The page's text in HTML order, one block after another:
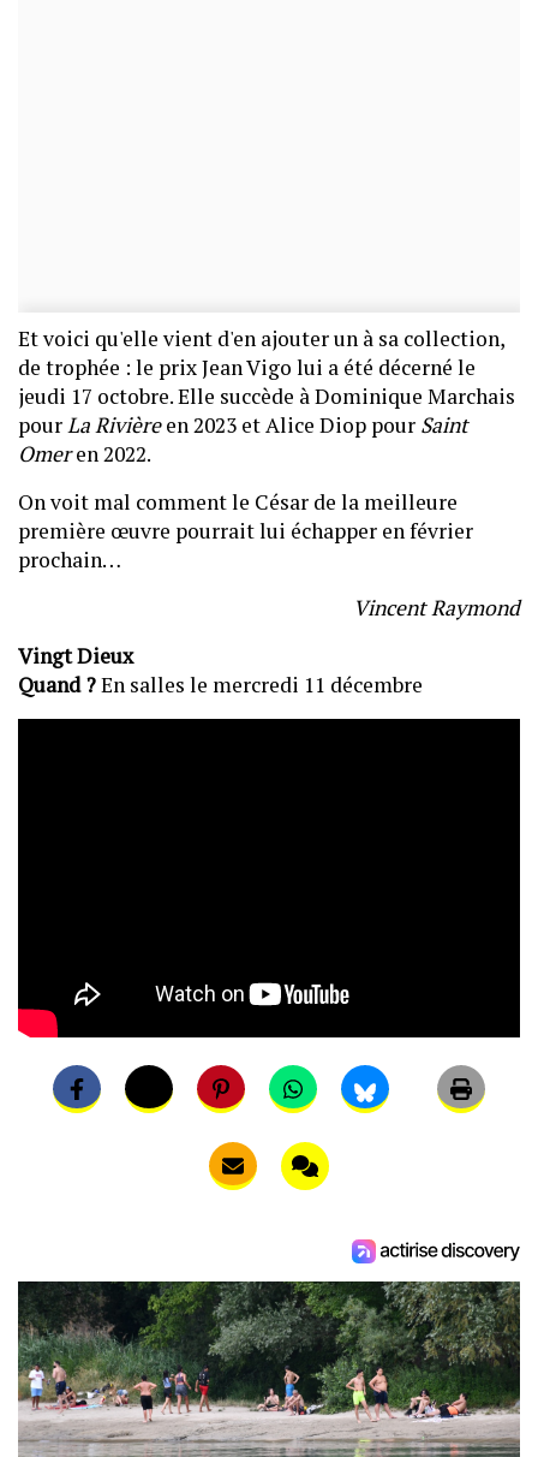
Et voici qu'elle vient d'en ajouter un à sa collection,
de trophée : le prix Jean Vigo lui a été décerné le
jeudi 17 octobre. Elle succède à Dominique Marchais
pourLa Rivièreen 2023 et Alice Diop pour Saint
Omeren 2022.
On voit mal comment le César de la meilleure
première œuvre pourrait lui échapper en février
prochain…
Vincent Raymond
Vingt Dieux
Quand ?En salles le mercredi 11 décembre